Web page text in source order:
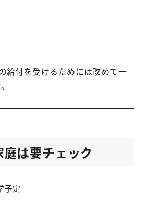
給付を受けるためには改めて一
庭は要チェック
予定